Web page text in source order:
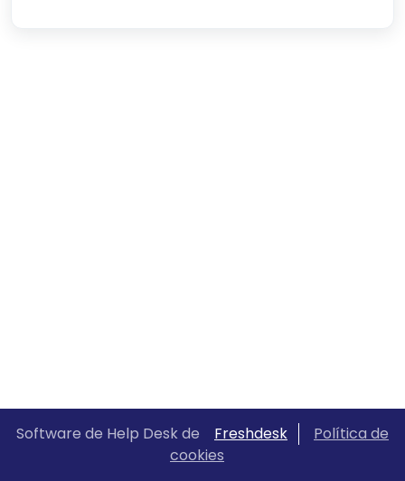
Software de Help Desk de Freshdesk
Política de
cookies